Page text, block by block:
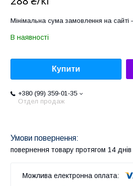
Мінімальна сума замовлення на
В наявності
Купити
+380 (99) 359-01-35
Отдел продаж
повернення товару протягом 14 днів